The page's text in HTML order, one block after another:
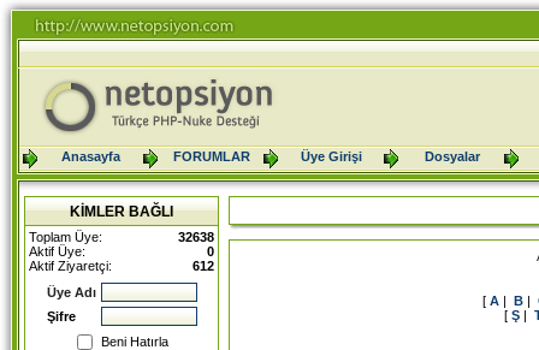
Anasayfa FORUMLAR Üye Girişi Dosyalar
KİMLER BAĞLI
Toplam Üye:
32638
Aktif Üye:
0
Aktif Ziyaretçi:
612
Üye Adı
Şifre
Beni Hatırla
[ A | B |
[ Ş |